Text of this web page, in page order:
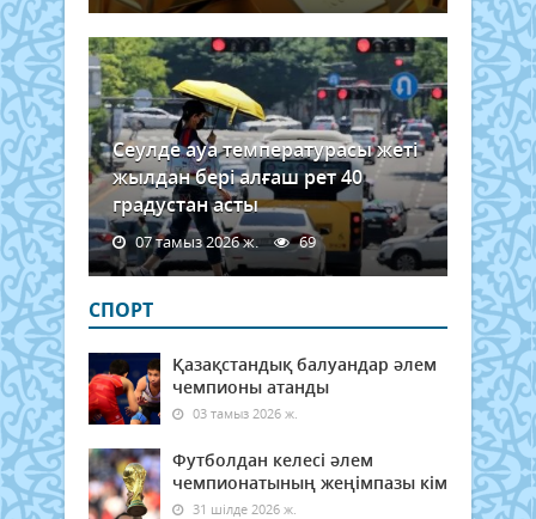
Сеулде ауа температурасы жеті
жылдан бері алғаш рет 40
градустан асты
07 тамыз 2026 ж. 69
СПОРТ
Қазақстандық балуандар әлем
чемпионы атанды
03 тамыз 2026 ж.
Футболдан келесі әлем
чемпионатының жеңімпазы кім
31 шілде 2026 ж.